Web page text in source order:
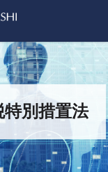
別措置法